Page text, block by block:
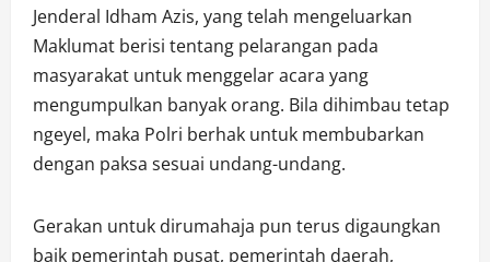
Jenderal Idham Azis, yang telah mengeluarkan
Maklumat berisi tentang pelarangan pada
masyarakat untuk menggelar acara yang
mengumpulkan banyak orang. Bila dihimbau tetap
ngeyel, maka Polri berhak untuk membubarkan
dengan paksa sesuai undang-undang.
Gerakan untuk dirumahaja pun terus digaungkan
baik pemerintah pusat, pemerintah daerah,